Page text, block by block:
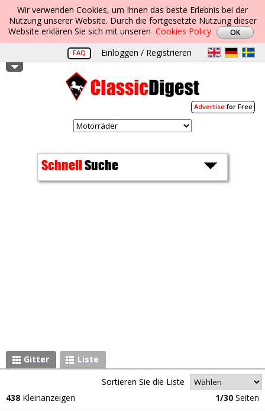
Wir verwenden Cookies, um Ihnen das beste Erlebnis bei der
Nutzung unserer Website. Durch die fortgesetzte Nutzung dieser
Website erklären Sie sich mit unseren Cookies Policy
FAQ Einloggen / Registrieren
Advertisefor Free
SchnellSuche
Gitter
Liste
Sortieren Sie die Liste
438 Kleinanzeigen 1/30 Seiten